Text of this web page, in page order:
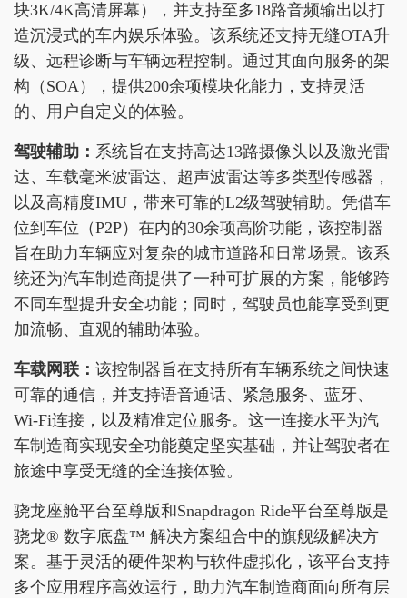
块3K/4K高清屏幕），并支持至多18路音频输出以打
造沉浸式的车内娱乐体验。该系统还支持无缝OTA升
级、远程诊断与车辆远程控制。通过其面向服务的架
构（SOA），提供200余项模块化能力，支持灵活
的、用户自定义的体验。
驾驶辅助 ： 系统旨在支持高达13路摄像头以及激光雷
达、车载毫米波雷达、超声波雷达等多类型传感器，
以及高精度IMU，带来可靠的L2级驾驶辅助。凭借车
位到车位（P2P）在内的30余项高阶功能，该控制器
旨在助力车辆应对复杂的城市道路和日常场景。该系
统还为汽车制造商提供了一种可扩展的方案，能够跨
不同车型提升安全功能；同时，驾驶员也能享受到更
加流畅、直观的辅助体验。
车载网联 ： 该控制器旨在支持所有车辆系统之间快速
可靠的通信，并支持语音通话、紧急服务、蓝牙、
Wi-Fi连接，以及精准定位服务。这一连接水平为汽
车制造商实现安全功能奠定坚实基础，并让驾驶者在
旅途中享受无缝的全连接体验。
骁龙座舱平台至尊版和Snapdragon Ride平台至尊版是
骁龙® 数字底盘™ 解决方案组合中的旗舰级解决方
案。基于灵活的硬件架构与软件虚拟化，该平台支持
多个应用程序高效运行，助力汽车制造商面向所有层